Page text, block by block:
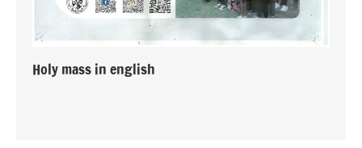
Holy mass in english